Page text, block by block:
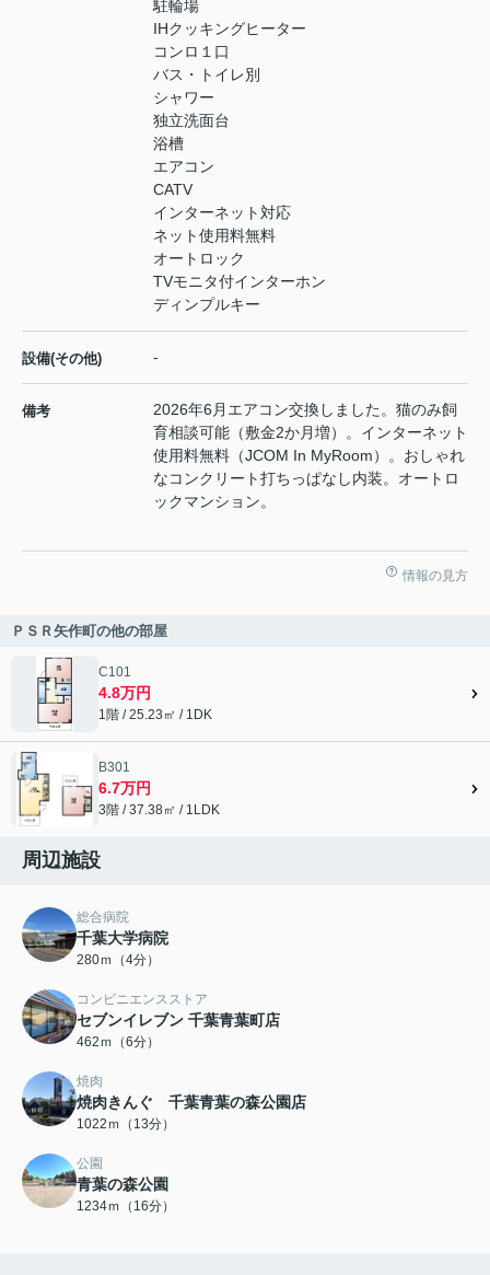
駐輪場
IHクッキングヒーター
コンロ１口
バス・トイレ別
シャワー
独立洗面台
浴槽
エアコン
CATV
インターネット対応
ネット使用料無料
オートロック
TVモニタ付インターホン
ディンプルキー
設備(その他) -
備考
2026年6月エアコン交換しました。猫のみ飼
育相談可能（敷金2か月増）。インターネット
使用料無料（JCOM In MyRoom）。おしゃれ
なコンクリート打ちっぱなし内装。オートロ
ックマンション。
情報の見方
ＰＳＲ矢作町の他の部屋
C101
4.8万円
1階 / 25.23㎡ / 1DK
B301
6.7万円
3階 / 37.38㎡ / 1LDK
周辺施設
総合病院
千葉大学病院
280ｍ（4分）
コンビニエンスストア
セブンイレブン 千葉青葉町店
462ｍ（6分）
焼肉
焼肉きんぐ 千葉青葉の森公園店
1022ｍ（13分）
公園
青葉の森公園
1234ｍ（16分）